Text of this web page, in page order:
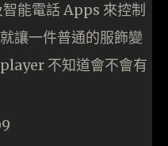
能電話 Apps 來控制
讓一件普通的服飾變
不知道會不會有